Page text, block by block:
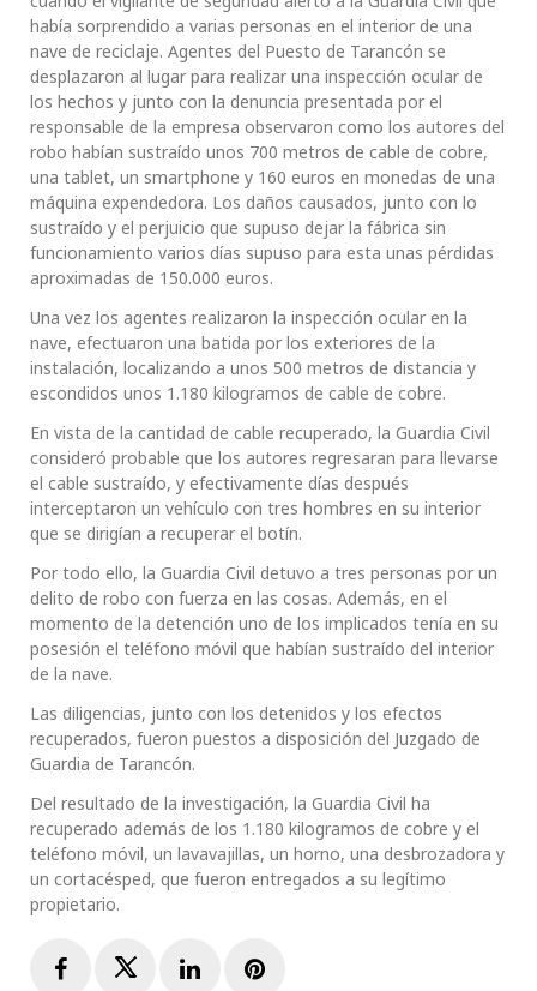
había sorprendido a varias personas en el interior de una
nave de reciclaje. Agentes del Puesto de Tarancón se
desplazaron al lugar para realizar una inspección ocular de
los hechos y junto con la denuncia presentada por el
responsable de la empresa observaron como los autores del
robo habían sustraído unos 700 metros de cable de cobre,
una tablet, un smartphone y 160 euros en monedas de una
máquina expendedora. Los daños causados, junto con lo
sustraído y el perjuicio que supuso dejar la fábrica sin
funcionamiento varios días supuso para esta unas pérdidas
aproximadas de 150.000 euros.
Una vez los agentes realizaron la inspección ocular en la
nave, efectuaron una batida por los exteriores de la
instalación, localizando a unos 500 metros de distancia y
escondidos unos 1.180 kilogramos de cable de cobre.
En vista de la cantidad de cable recuperado, la Guardia Civil
consideró probable que los autores regresaran para llevarse
el cable sustraído, y efectivamente días después
interceptaron un vehículo con tres hombres en su interior
que se dirigían a recuperar el botín.
Por todo ello, la Guardia Civil detuvo a tres personas por un
delito de robo con fuerza en las cosas. Además, en el
momento de la detención uno de los implicados tenía en su
posesión el teléfono móvil que habían sustraído del interior
de la nave.
Las diligencias, junto con los detenidos y los efectos
recuperados, fueron puestos a disposición del Juzgado de
Guardia de Tarancón.
Del resultado de la investigación, la Guardia Civil ha
recuperado además de los 1.180 kilogramos de cobre y el
teléfono móvil, un lavavajillas, un horno, una desbrozadora y
un cortacésped, que fueron entregados a su legítimo
propietario.
FacebookTwitterLinkedInPinterest